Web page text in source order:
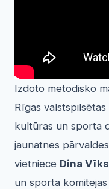
Izdoto metodisko
Rīgas
kultūras un sporta
jaunatnes
vietniece Dina
un sporta